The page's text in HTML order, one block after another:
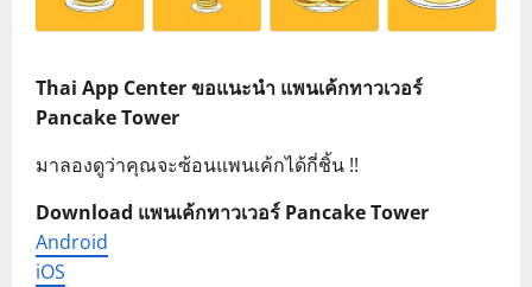
Thai App Center ขอแนะนำ แพนเค้กทาวเวอร์
Pancake Tower
มาลองดูว่าคุณจะซ้อนแพนเค้กได้กี่ชิ้น !!
Download แพนเค้กทาวเวอร์ Pancake Tower
Android
iOS